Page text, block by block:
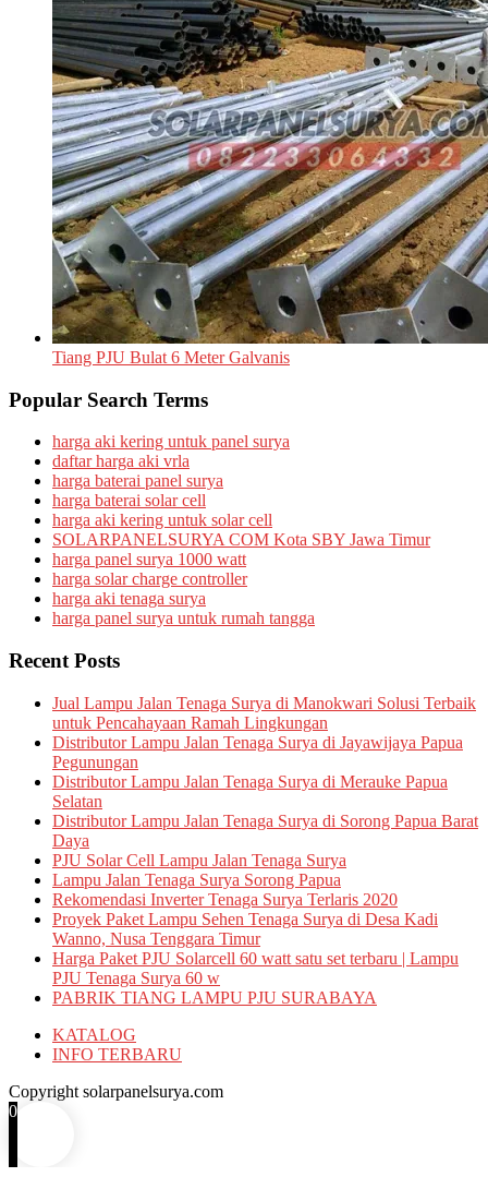
Tiang PJU Bulat 6 Meter Galvanis
Popular Search Terms
harga aki kering untuk panel surya
daftar harga aki vrla
harga baterai panel surya
harga baterai solar cell
harga aki kering untuk solar cell
SOLARPANELSURYA COM Kota SBY Jawa Timur
harga panel surya 1000 watt
harga solar charge controller
harga aki tenaga surya
harga panel surya untuk rumah tangga
Recent Posts
Jual Lampu Jalan Tenaga Surya di Manokwari Solusi Terbaik
untuk Pencahayaan Ramah Lingkungan
Distributor Lampu Jalan Tenaga Surya di Jayawijaya Papua
Pegunungan
Distributor Lampu Jalan Tenaga Surya di Merauke Papua
Selatan
Distributor Lampu Jalan Tenaga Surya di Sorong Papua Barat
Daya
PJU Solar Cell Lampu Jalan Tenaga Surya
Lampu Jalan Tenaga Surya Sorong Papua
Rekomendasi Inverter Tenaga Surya Terlaris 2020
Proyek Paket Lampu Sehen Tenaga Surya di Desa Kadi
Wanno, Nusa Tenggara Timur
Harga Paket PJU Solarcell 60 watt satu set terbaru | Lampu
PJU Tenaga Surya 60 w
PABRIK TIANG LAMPU PJU SURABAYA
KATALOG
INFO TERBARU
Copyright solarpanelsurya.com
0